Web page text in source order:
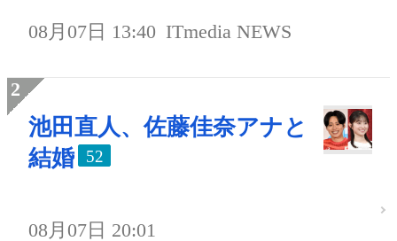
08月07日 13:40 ITmedia NEWS
池田直人、佐藤佳奈アナと
結婚
52
08月07日 20:01